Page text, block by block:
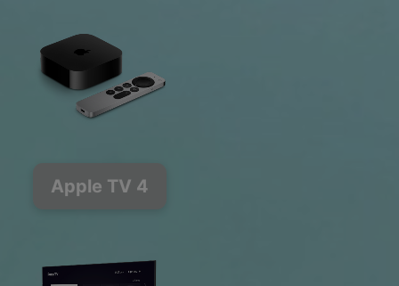
Apple TV 4